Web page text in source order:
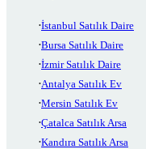
İstanbul Satılık Daire
Bursa Satılık Daire
İzmir Satılık Daire
Antalya Satılık Ev
Mersin Satılık Ev
Çatalca Satılık Arsa
Kandıra Satılık Arsa